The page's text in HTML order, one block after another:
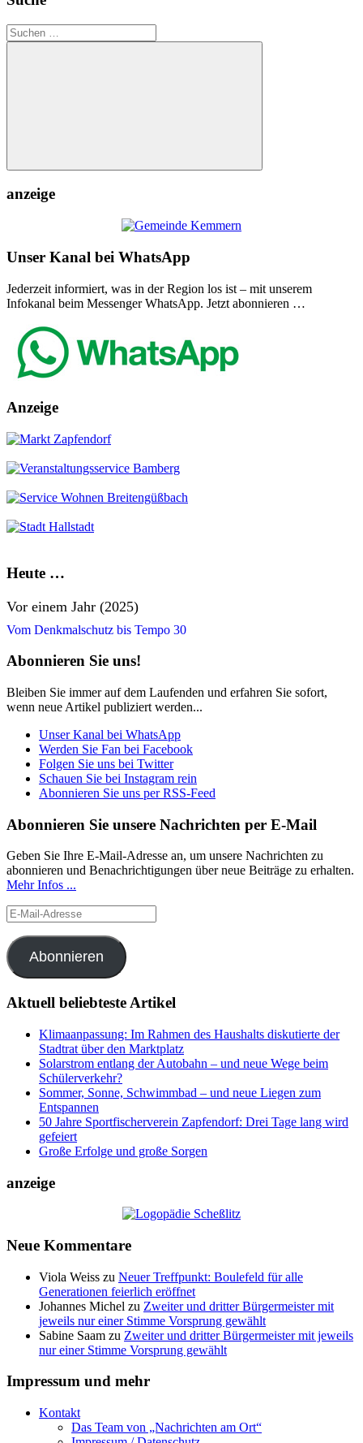
Suchen
nach:
Suchen
anzeige
Unser Kanal bei WhatsApp
Jederzeit informiert, was in der Region los ist – mit unserem
Infokanal beim Messenger WhatsApp. Jetzt abonnieren …
Anzeige
Heute …
Vor einem Jahr (2025)
Vom Denkmalschutz bis Tempo 30
Abonnieren Sie uns!
Bleiben Sie immer auf dem Laufenden und erfahren Sie sofort,
wenn neue Artikel publiziert werden...
Unser Kanal bei WhatsApp
Werden Sie Fan bei Facebook
Folgen Sie uns bei Twitter
Schauen Sie bei Instagram rein
Abonnieren Sie uns per RSS-Feed
Abonnieren Sie unsere Nachrichten per E-Mail
Geben Sie Ihre E-Mail-Adresse an, um unsere Nachrichten zu
abonnieren und Benachrichtigungen über neue Beiträge zu erhalten.
Mehr Infos ...
E-
Mail-
Adresse
Abonnieren
Aktuell beliebteste Artikel
Klimaanpassung: Im Rahmen des Haushalts diskutierte der
Stadtrat über den Marktplatz
Solarstrom entlang der Autobahn – und neue Wege beim
Schülerverkehr?
Sommer, Sonne, Schwimmbad – und neue Liegen zum
Entspannen
50 Jahre Sportfischerverein Zapfendorf: Drei Tage lang wird
gefeiert
Große Erfolge und große Sorgen
anzeige
Neue Kommentare
Viola Weiss zu Neuer Treffpunkt: Boulefeld für alle
Generationen feierlich eröffnet
Johannes Michel zu Zweiter und dritter Bürgermeister mit
jeweils nur einer Stimme Vorsprung gewählt
Sabine Saam zu Zweiter und dritter Bürgermeister mit jeweils
nur einer Stimme Vorsprung gewählt
Impressum und mehr
Kontakt
Das Team von „Nachrichten am Ort“